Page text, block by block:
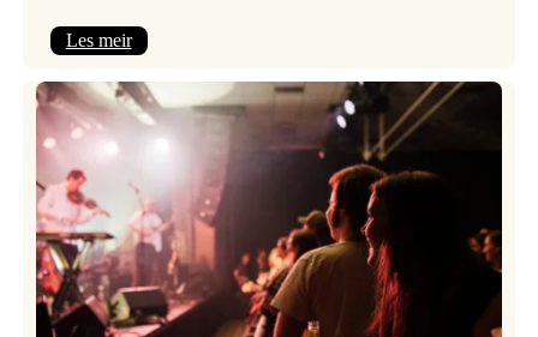
Les meir:
Jazz
søkjer